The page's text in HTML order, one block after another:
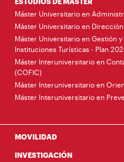
Máster Universitario en
Máster Universitario en
Máster Universitario en Gestión
Instituciones Turísticas - Plan
Máster Interuniversitario en
(COFIC)
Máster Interuniversitario en
Máster Interuniversitario en
MOVILIDAD
INVESTIGACIÓN